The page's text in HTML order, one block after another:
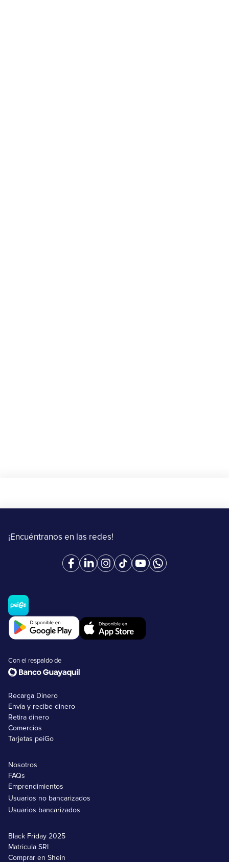
¡Encuéntranos en las redes!
Con el respaldo de
Recarga Dinero
Envía y recibe dinero
Retira dinero
Comercios
Tarjetas peiGo
Nosotros
FAQs
Emprendimientos
Usuarios no bancarizados
Usuarios bancarizados
Black Friday 2025
Matricula SRI
Comprar en Shein